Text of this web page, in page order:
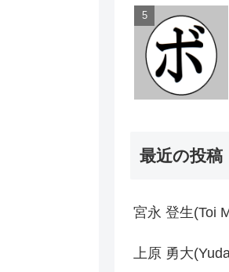
最近の投稿
宮永 登生(Toi
上原 勇大